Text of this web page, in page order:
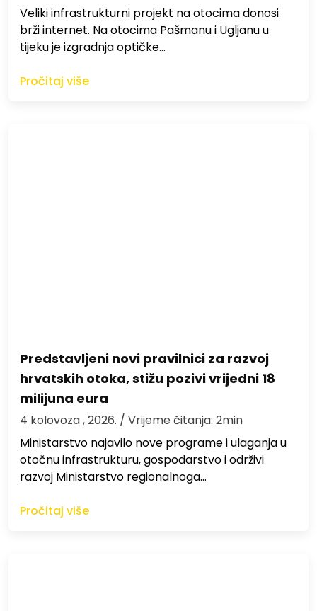
Veliki infrastrukturni projekt na otocima donosi
brži internet. Na otocima Pašmanu i Ugljanu u
tijeku je izgradnja optičke…
Pročitaj više
Predstavljeni novi pravilnici za razvoj
hrvatskih otoka, stižu pozivi vrijedni 18
milijuna eura
4 kolovoza , 2026. / Vrijeme čitanja: 2min
Ministarstvo najavilo nove programe i ulaganja u
otočnu infrastrukturu, gospodarstvo i održivi
razvoj Ministarstvo regionalnoga…
Pročitaj više